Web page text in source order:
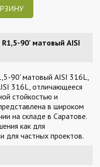
90' матовый AISI
90' матовый AISI 316L,
316L, отличающееся
стойкостью и
в широком
на складе в Саратове.
как для
для частных проектов.